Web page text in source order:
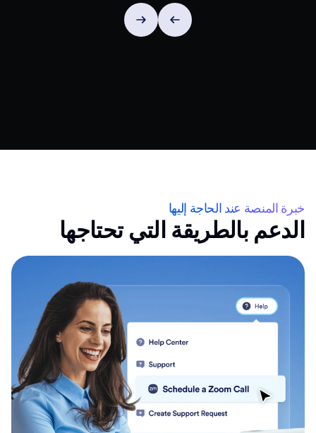
خبرة المنصة عند الحاجة إليها
الدعم بالطريقة التي تحتاجها